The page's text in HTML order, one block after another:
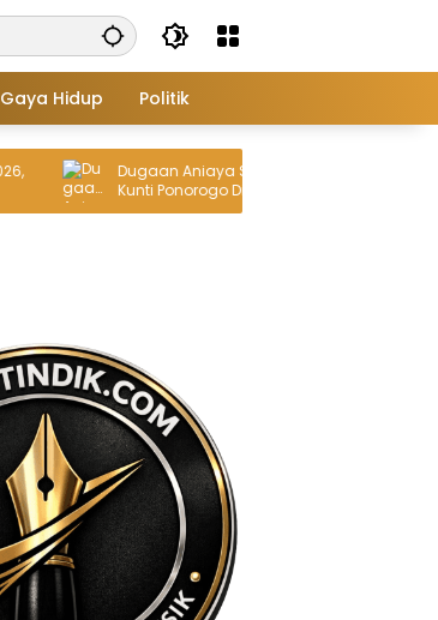
Gaya Hidup Politik
Dugaan Aniaya Selingkuhan, Kades
Kunti Ponorogo Dilaporkan ke Polres